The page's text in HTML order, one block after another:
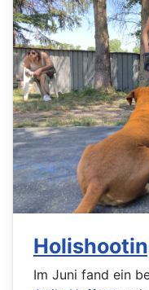
Im Juni fand ein